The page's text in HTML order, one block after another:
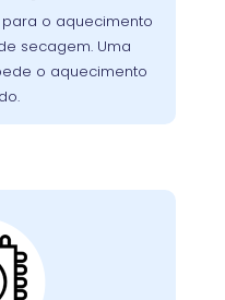
o aquecimento
secagem. Uma
o aquecimento
mais longos e
frias da máquina
queimada para
da lavadora e
eficaz.
placa eletrônica